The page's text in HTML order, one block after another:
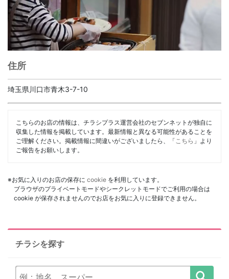
住所
埼玉県川口市青木3-7-10
こちらのお店の情報は、チラシプラス運営会社のセブンネットが独自に
収集した情報を掲載しています。最新情報と異なる可能性があることを
ご理解ください。掲載情報に間違いがございましたら、「 こちら 」より
ご報告をお願いします。
※お気に入りのお店の保存に cookie を利用しています。
ブラウザのプライベートモードやシークレットモードでご利用の場合は
cookie が保存されませんのでお店をお気に入りに登録できません。
チラシを探す